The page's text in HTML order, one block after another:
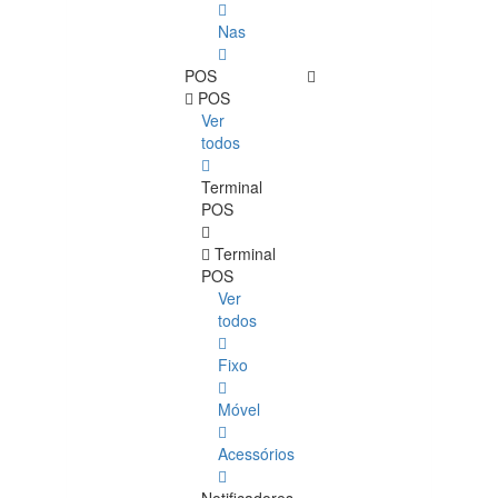
Nas
POS
POS
Ver
todos
Terminal
POS
Terminal
POS
Ver
todos
Fixo
Móvel
Acessórios